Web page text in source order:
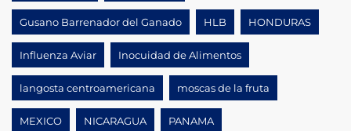
Gusano Barrenador del Ganado HLB HONDURAS
Influenza Aviar Inocuidad de Alimentos
langosta centroamericana moscas de la fruta
MEXICO NICARAGUA PANAMA